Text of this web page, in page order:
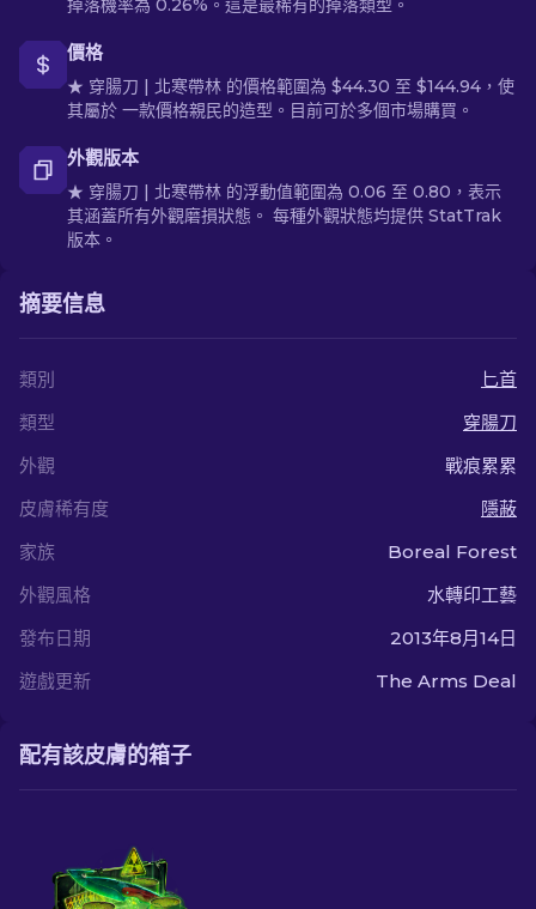
掉落機率為 0.26%。這是最稀有的掉落類型。
價格
★ 穿腸刀 | 北寒帶林 的價格範圍為 $44.30 至 $144.94，使
其屬於 一款價格親民的造型。目前可於多個市場購買。
外觀版本
★ 穿腸刀 | 北寒帶林 的浮動值範圍為 0.06 至 0.80，表示
其涵蓋所有外觀磨損狀態。 每種外觀狀態均提供 StatTrak
版本。
摘要信息
類別
匕首
類型
穿腸刀
外觀
戰痕累累
皮膚稀有度
隱蔽
家族
Boreal Forest
外觀風格
水轉印工藝
發布日期
2013年8月14日
遊戲更新
The Arms Deal
配有該皮膚的箱子